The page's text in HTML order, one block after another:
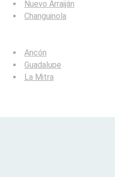
Nuevo Arraiján
Changuinola
Ancón
Guadalupe
La Mitra